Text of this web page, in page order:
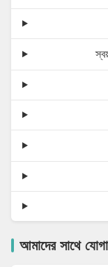
আমাদের সাথে